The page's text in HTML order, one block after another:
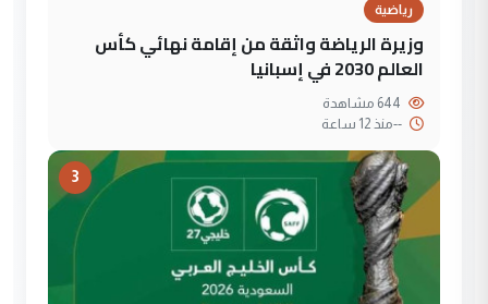
رياضية
وزيرة الرياضة واثقة من إقامة نهائي كأس
العالم 2030 في إسبانيا
--منذ 12 ساعة
3